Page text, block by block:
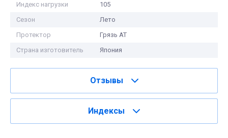
Индекс нагрузки
105
Сезон
Лето
Протектор
Грязь АТ
Страна изготовитель
Япония
Отзывы
Индексы